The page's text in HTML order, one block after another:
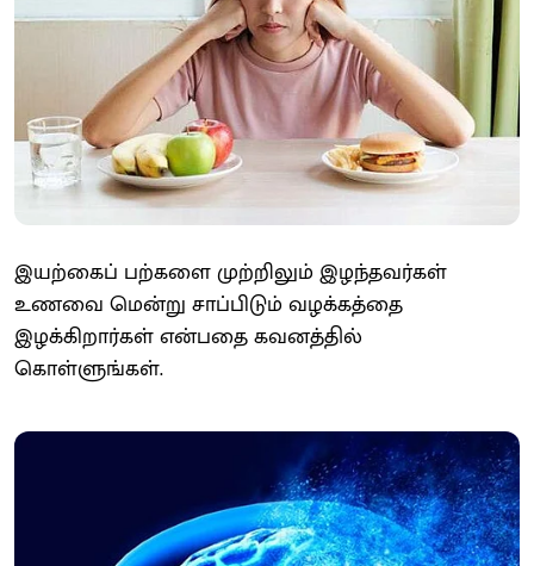
இயற்கைப் பற்களை முற்றிலும் இழந்தவர்கள்
உணவை மென்று சாப்பிடும் வழக்கத்தை
இழக்கிறார்கள் என்பதை கவனத்தில்
கொள்ளுங்கள்.